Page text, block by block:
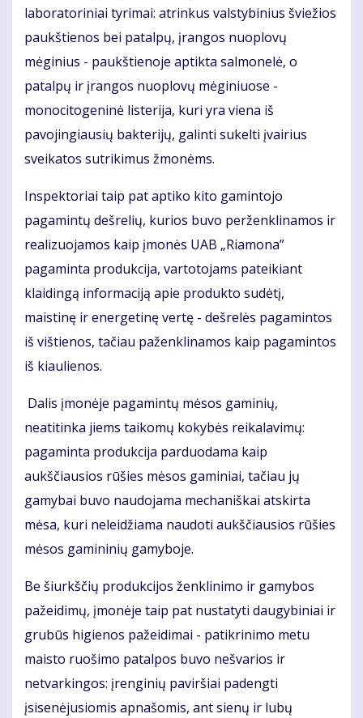
laboratoriniai tyrimai: atrinkus valstybinius šviežios
paukštienos bei patalpų, įrangos nuoplovų
mėginius - paukštienoje aptikta salmonelė, o
patalpų ir įrangos nuoplovų mėginiuose -
monocitogeninė listerija, kuri yra viena iš
pavojingiausių bakterijų, galinti sukelti įvairius
sveikatos sutrikimus žmonėms.
Inspektoriai taip pat aptiko kito gamintojo
pagamintų dešrelių, kurios buvo perženklinamos ir
realizuojamos kaip įmonės UAB „Riamona”
pagaminta produkcija, vartotojams pateikiant
klaidingą informaciją apie produkto sudėtį,
maistinę ir energetinę vertę - dešrelės pagamintos
iš vištienos, tačiau paženklinamos kaip pagamintos
iš kiaulienos.
Dalis įmonėje pagamintų mėsos gaminių,
neatitinka jiems taikomų kokybės reikalavimų:
pagaminta produkcija parduodama kaip
aukščiausios rūšies mėsos gaminiai, tačiau jų
gamybai buvo naudojama mechaniškai atskirta
mėsa, kuri neleidžiama naudoti aukščiausios rūšies
mėsos gamininių gamyboje.
Be šiurkščių produkcijos ženklinimo ir gamybos
pažeidimų, įmonėje taip pat nustatyti daugybiniai ir
grubūs higienos pažeidimai - patikrinimo metu
maisto ruošimo patalpos buvo nešvarios ir
netvarkingos: įrenginių paviršiai padengti
įsisenėjusiomis apnašomis, ant sienų ir lubų